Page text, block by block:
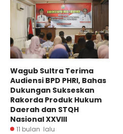
Wagub Sultra Terima
Audiensi BPD PHRI, Bahas
Dukungan Sukseskan
Rakorda Produk Hukum
Daerah dan STQH
Nasional XXVIII
11 bulan lalu